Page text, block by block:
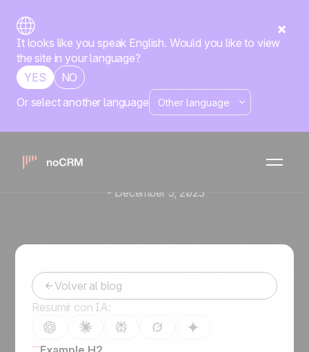
It looks like you speak English. Would you like to view
the site in your language?
YES
NO
Or select another language
10 razones por las que
debería utilizar una
herramienta para
campañas telefónicas
- December 5, 2023
Volver al blog
Resumir con IA: